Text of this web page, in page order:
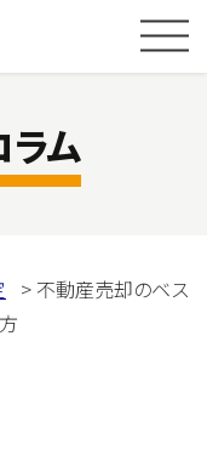
Menu
ム
> 不動産売却のベス